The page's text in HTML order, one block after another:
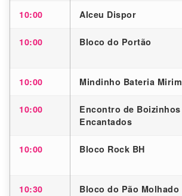
10:00 Alceu Dispor
10:00 Bloco do Portão
10:00 Mindinho Bateria Mirim
10:00
Encontro de Boizinhos
Encantados
10:00 Bloco Rock BH
10:30 Bloco do Pão Molhado